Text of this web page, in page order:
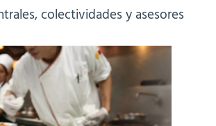
colectividades y asesores